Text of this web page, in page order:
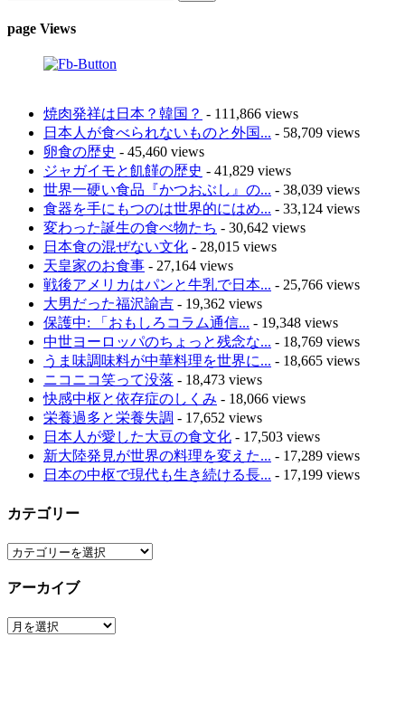
page Views
焼肉発祥は日本？韓国？ - 111,866 views
日本人が食べられないものと外国... - 58,709 views
卵食の歴史 - 45,460 views
ジャガイモと飢饉の歴史 - 41,829 views
世界一硬い食品『かつおぶし』の... - 38,039 views
食器を手にもつのは世界的にはめ... - 33,124 views
変わった誕生の食べ物たち - 30,642 views
日本食の混ぜない文化 - 28,015 views
天皇家のお食事 - 27,164 views
戦後アメリカはパンと牛乳で日本... - 25,766 views
大男だった福沢諭吉 - 19,362 views
保護中: 「おもしろコラム通信... - 19,348 views
中世ヨーロッパのちょっと残念な... - 18,769 views
うま味調味料が中華料理を世界に... - 18,665 views
ニコニコ笑って没落 - 18,473 views
快感中枢と依存症のしくみ - 18,066 views
栄養過多と栄養失調 - 17,652 views
日本人が愛した大豆の食文化 - 17,503 views
新大陸発見が世界の料理を変えた... - 17,289 views
日本の中枢で現代も生き続ける長... - 17,199 views
カテゴリー
カ
ゴ
ー
アーカイブ
ア